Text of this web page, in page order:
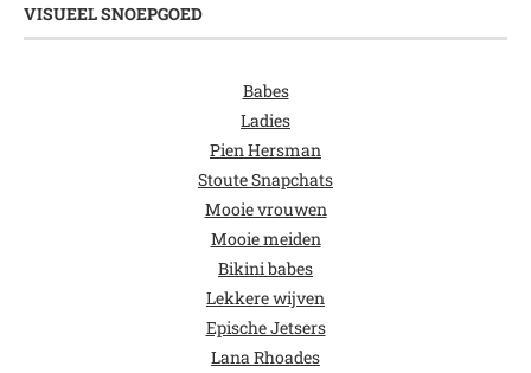
VISUEEL SNOEPGOED
Babes
Ladies
Pien Hersman
Stoute Snapchats
Mooie vrouwen
Mooie meiden
Bikini babes
Lekkere wijven
Epische Jetsers
Lana Rhoades